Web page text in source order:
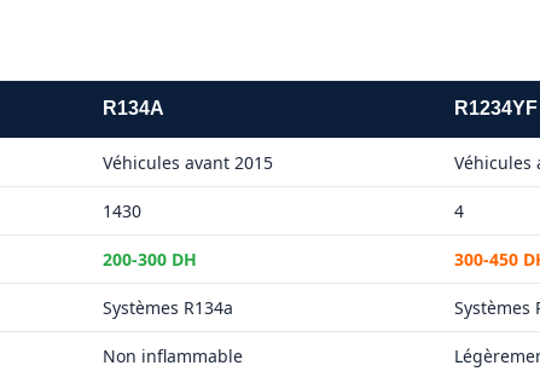
R134A R1234YF
Véhicules avant 2015 Véhicules
1430 4
200-300 DH 300-450
Systèmes R134a Systèmes
Non inflammable